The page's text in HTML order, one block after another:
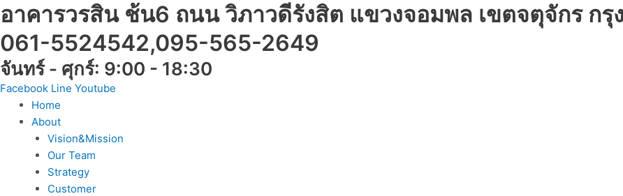
Skip
to
content
อาคารวรสิน ช้น6 ถนน วิภาวดีรังสิต แขวงจอมพล เขตจตุจักร ก
061-5524542,095-565-2649
จันทร์ - ศุกร์: 9:00 - 18:30
Facebook Line Youtube
Home
About
Vision&Mission
Our Team
Strategy
Customer